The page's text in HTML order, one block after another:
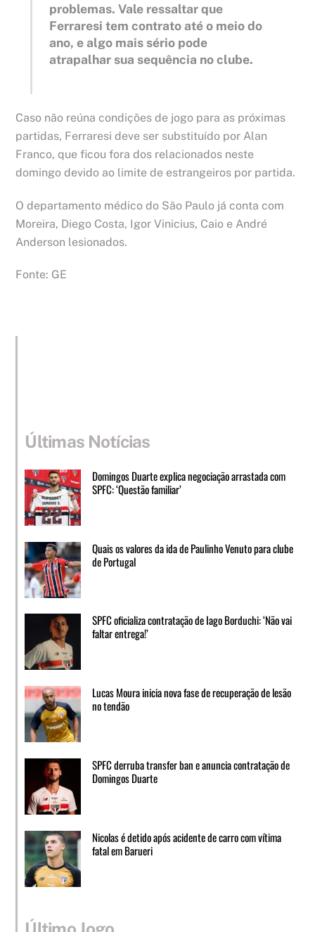
problemas. Vale ressaltar que
Ferraresi tem contrato até o meio do
ano, e algo mais sério pode
atrapalhar sua sequência no clube.
Caso não reúna condições de jogo para as próximas
partidas, Ferraresi deve ser substituído por Alan
Franco, que ficou fora dos relacionados neste
domingo devido ao limite de estrangeiros por partida.
O departamento médico do São Paulo já conta com
Moreira, Diego Costa, Igor Vinicius, Caio e André
Anderson lesionados.
Fonte: GE
Últimas Notícias
Domingos Duarte explica negociação arrastada com
SPFC: ‘Questão familiar’
Quais os valores da ida de Paulinho Venuto para clube
de Portugal
SPFC oficializa contratação de Iago Borduchi: ‘Não vai
faltar entrega!’
Lucas Moura inicia nova fase de recuperação de lesão
no tendão
SPFC derruba transfer ban e anuncia contratação de
Domingos Duarte
Nicolas é detido após acidente de carro com vítima
fatal em Barueri